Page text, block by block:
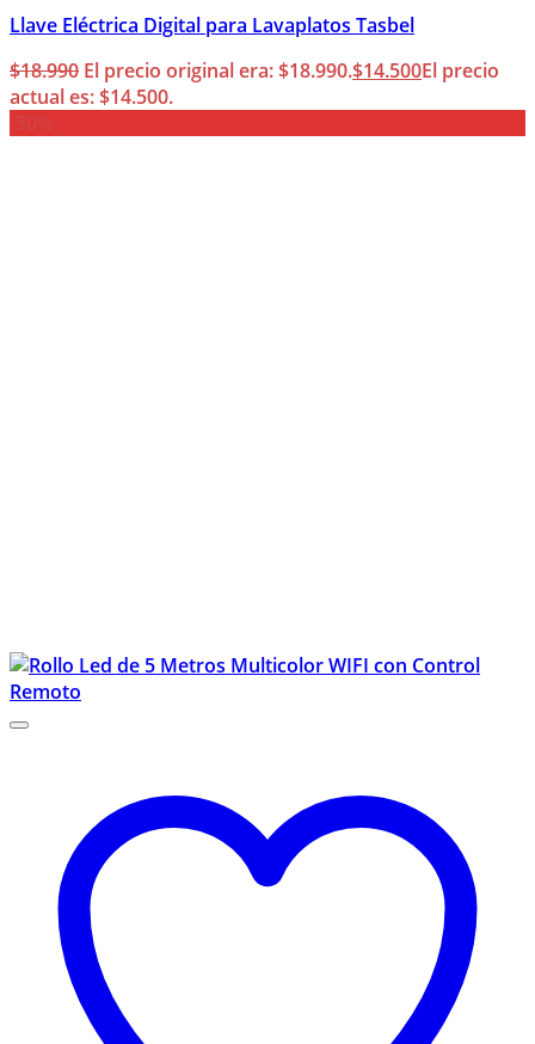
Llave Eléctrica Digital para Lavaplatos Tasbel
$18.990 El precio original era: $18.990.$14.500El precio
actual es: $14.500.